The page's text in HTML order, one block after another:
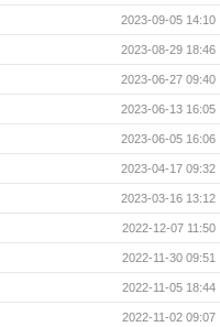
2023-09-05 14:10
2023-08-29 18:46
2023-06-27 09:40
2023-06-13 16:05
2023-06-05 16:06
2023-04-17 09:32
2023-03-16 13:12
2022-12-07 11:50
2022-11-30 09:51
2022-11-05 18:44
2022-11-02 09:07